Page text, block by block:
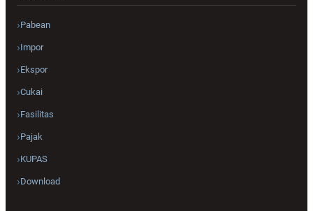
Pabean
Impor
Ekspor
Cukai
Fasilitas
Pajak
KUPAS
Download